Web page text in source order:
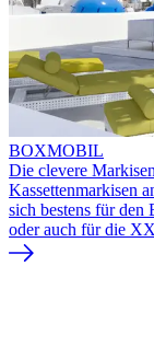
BOXMOBIL
Die clevere
Kassettenmarkisen
sich bestens für den
oder auch für die